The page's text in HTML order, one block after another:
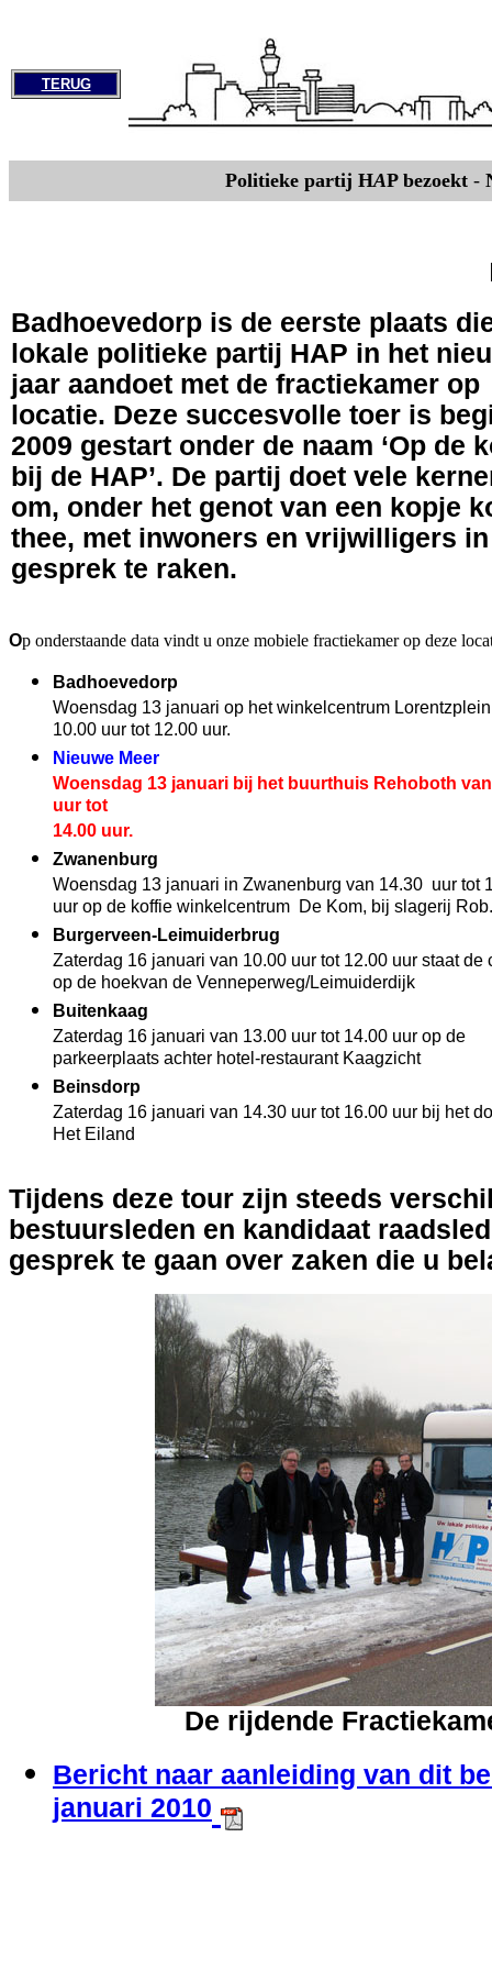
TERUG
Politieke partij HAP bezoekt -
Badhoevedorp is de eerste plaats
lokale politieke partij HAP in het
jaar aandoet met de fractiekamer op
locatie. Deze succesvolle toer is
2009 gestart onder de naam ‘Op de
bij de HAP’. De partij doet vele
om, onder het genot van een kopje
thee, met inwoners en vrijwilligers in
gesprek te raken.
Op onderstaande data vindt u onze mobiele fractiekamer op deze
Badhoevedorp
Woensdag 13 januari op het winkelcentrum
10.00 uur tot 12.00 uur.
Nieuwe Meer
Woensdag 13 januari bij het buurthuis Rehoboth
uur tot
14.00 uur.
Zwanenburg
Woensdag 13 januari in Zwanenburg van 14.30 uur tot
uur op de koffie winkelcentrum De Kom, bij slagerij Rob.
Burgerveen-Leimuiderbrug
Zaterdag 16 januari van 10.00 uur tot 12.00 uur staat de
op de hoekvan de Venneperweg/Leimuiderdijk
Buitenkaag
Zaterdag 16 januari van 13.00 uur tot 14.00 uur op de
parkeerplaats achter hotel-restaurant Kaagzicht
Beinsdorp
Zaterdag 16 januari van 14.30 uur tot 16.00 uur bij het
Het Eiland
Tijdens deze tour zijn steeds
bestuursleden en kandidaat
gesprek te gaan over zaken die u
De rijdende
Bericht naar aanleiding van dit
januari 2010